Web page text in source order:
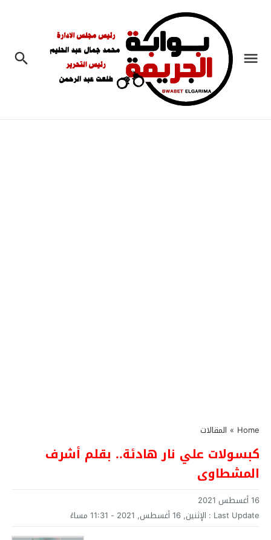
Home
» المقالات
كبسولات علي نار هادئة.. بقلم أشرف
المشطاوى
16 أغسطس 2021
Last Update : الإثنين, 16 أغسطس, 2021 - 11:31 مساءً